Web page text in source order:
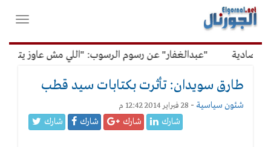
القائمة
الرئيسية
فتح
"عبدالغفار" عن رسوم الرسوب: "اللي مش عاوز يتعلم
طارق سويدان: تأثرت بكتابات سيد قطب
شئون سياسية - 28 فبراير 2014 12:42 م
شارك شارك شارك شارك